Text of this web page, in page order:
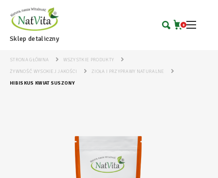
Sklep detaliczny
0
STRONA GŁÓWNA
WSZYSTKIE PRODUKTY
ŻYWNOŚĆ WYSOKIEJ JAKOŚCI
ZIOŁA I PRZYPRAWY NATURALNE
HIBISKUS KWIAT SUSZONY